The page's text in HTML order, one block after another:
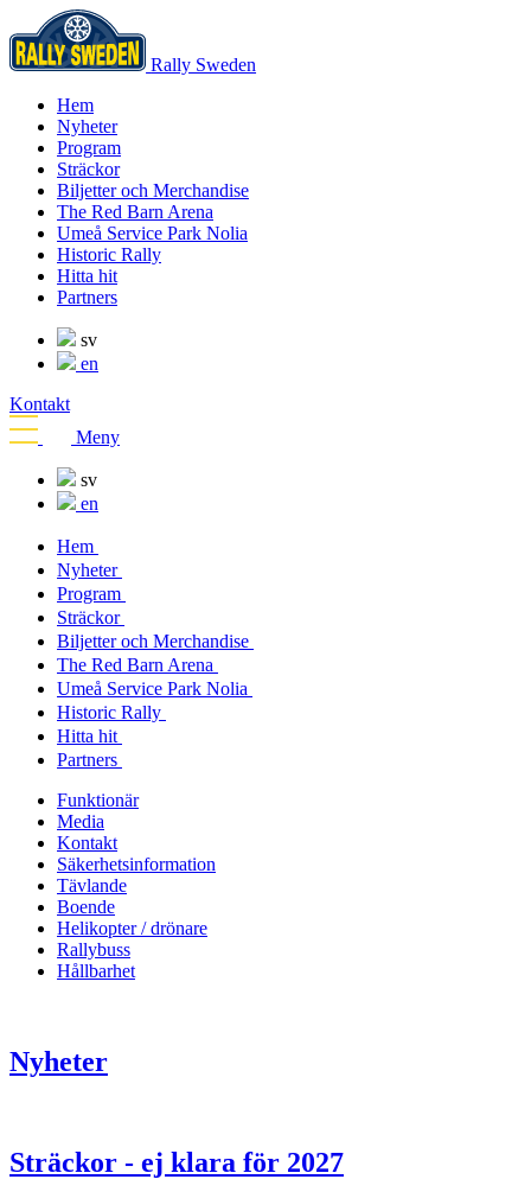
Rally Sweden
Hem
Nyheter
Program
Sträckor
Biljetter och Merchandise
The Red Barn Arena
Umeå Service Park Nolia
Historic Rally
Hitta hit
Partners
sv
en
Kontakt
Meny
sv
en
Hem
Nyheter
Program
Sträckor
Biljetter och Merchandise
The Red Barn Arena
Umeå Service Park Nolia
Historic Rally
Hitta hit
Partners
Funktionär
Media
Kontakt
Säkerhetsinformation
Tävlande
Boende
Helikopter / drönare
Rallybuss
Hållbarhet
Nyheter
Sträckor - ej klara för 2027